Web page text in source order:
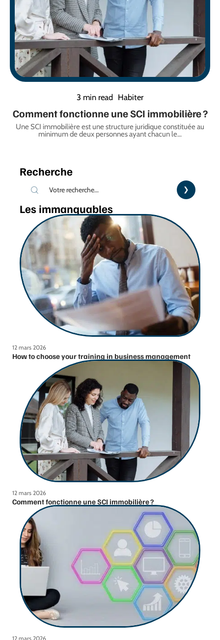
3 min read Habiter
Comment fonctionne une SCI immobilière ?
Une SCI immobilière est une structure juridique constituée au
minimum de deux personnes ayant chacun le…
Recherche
Les immanquables
12 mars 2026
How to choose your training in business management
12 mars 2026
Comment fonctionne une SCI immobilière ?
12 mars 2026